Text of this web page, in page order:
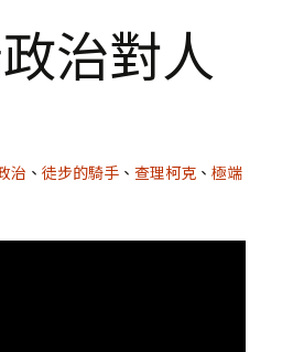
治對人
治 、 徒步的騎手 、 查理柯克 、 極端